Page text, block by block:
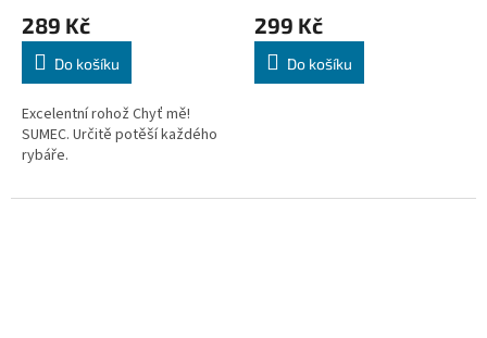
289 Kč
Do košíku
Excelentní rohož Chyť mě!
SUMEC. Určitě potěší každého
rybáře.
299 Kč
Do košíku